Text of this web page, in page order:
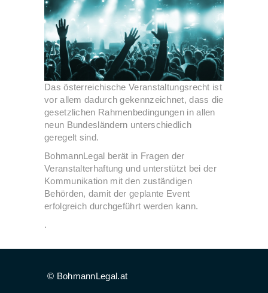
Das österreichische Veranstaltungsrecht ist
vor allem dadurch gekennzeichnet, dass die
gesetzlichen Rahmenbedingungen in allen
neun Bundesländern unterschiedlich
geregelt sind.
BohmannLegal berät in Fragen der
Veranstalterhaftung und unterstützt bei der
Kommunikation mit den zuständigen
Behörden, damit der geplante Event
erfolgreich durchgeführt werden kann.
.
© BohmannLegal.at